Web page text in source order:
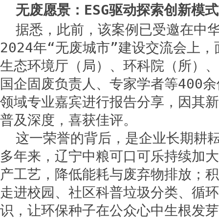
无废愿景：ESG驱动探索创新模式
据悉，此前，该案例已受邀在中
2024年“无废城市”建设交流会上，
生态环境厅（局）、环科院（所）
国企固废负责人、专家学者等400
领域专业嘉宾进行报告分享，因其
普及深度，喜获佳评。
这一荣誉的背后，是企业长期耕
多年来，辽宁中粮可口可乐持续加
产工艺，降低能耗与废弃物排放；
走进校园、社区科普垃圾分类、循
识，让环保种子在公众心中生根发